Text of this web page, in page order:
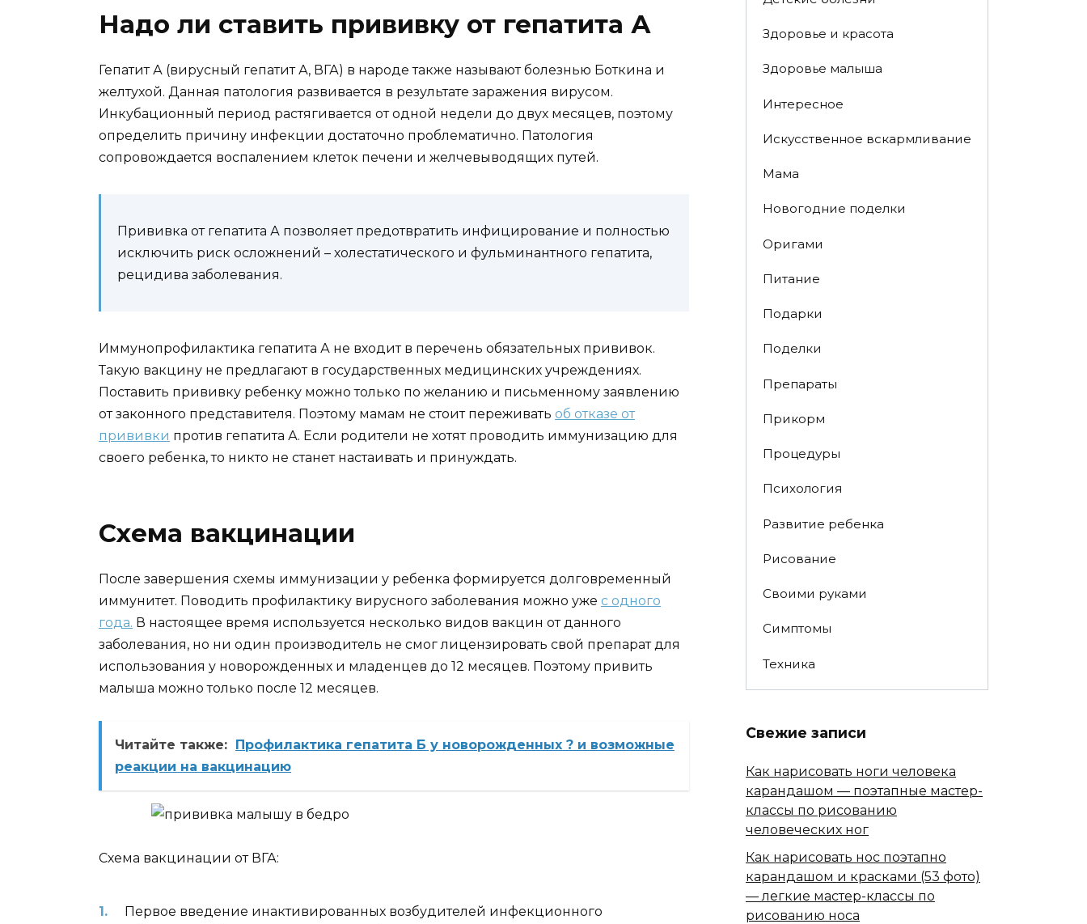
Надо ли ставить прививку от гепатита А
Гепатит А (вирусный гепатит А, ВГА) в народе также называют болезнью Боткина и
желтухой. Данная патология развивается в результате заражения вирусом.
Инкубационный период растягивается от одной недели до двух месяцев, поэтому
определить причину инфекции достаточно проблематично. Патология
сопровождается воспалением клеток печени и желчевыводящих путей.
Прививка от гепатита А позволяет предотвратить инфицирование и полностью
исключить риск осложнений – холестатического и фульминантного гепатита,
рецидива заболевания.
Иммунопрофилактика гепатита А не входит в перечень обязательных прививок.
Такую вакцину не предлагают в государственных медицинских учреждениях.
Поставить прививку ребенку можно только по желанию и письменному заявлению
от законного представителя. Поэтому мамам не стоит переживать об отказе от
прививки против гепатита А. Если родители не хотят проводить иммунизацию для
своего ребенка, то никто не станет настаивать и принуждать.
Схема вакцинации
После завершения схемы иммунизации у ребенка формируется долговременный
иммунитет. Поводить профилактику вирусного заболевания можно уже с одного
года. В настоящее время используется несколько видов вакцин от данного
заболевания, но ни один производитель не смог лицензировать свой препарат для
использования у новорожденных и младенцев до 12 месяцев. Поэтому привить
малыша можно только после 12 месяцев.
Читайте также: Профилактика гепатита Б у новорожденных ? и возможные
реакции на вакцинацию
Схема вакцинации от ВГА:
Первое введение инактивированных возбудителей инфекционного
Здоровье и красота
Здоровье малыша
Интересное
Искусственное вскармливание
Мама
Новогодние поделки
Оригами
Питание
Подарки
Поделки
Препараты
Прикорм
Процедуры
Психология
Развитие ребенка
Рисование
Своими руками
Симптомы
Техника
Свежие записи
Как нарисовать ноги человека
карандашом — поэтапные мастер-
классы по рисованию
человеческих ног
Как нарисовать нос поэтапно
карандашом и красками (53 фото)
— легкие мастер-классы по
рисованию носа